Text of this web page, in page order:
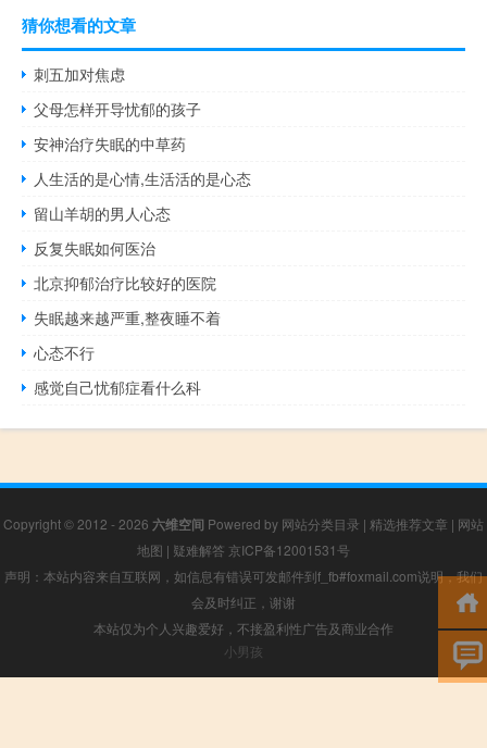
猜你想看的文章
刺五加对焦虑
父母怎样开导忧郁的孩子
安神治疗失眠的中草药
人生活的是心情,生活活的是心态
留山羊胡的男人心态
反复失眠如何医治
北京抑郁治疗比较好的医院
失眠越来越严重,整夜睡不着
心态不行
感觉自己忧郁症看什么科
Copyright © 2012 - 2026 六维空间 Powered by 网站分类目录 | 精选推荐文章 | 网站
地图 | 疑难解答 京ICP备12001531号
声明：本站内容来自互联网，如信息有错误可发邮件到f_fb#foxmail.com说明，我们
会及时纠正，谢谢
本站仅为个人兴趣爱好，不接盈利性广告及商业合作
小男孩